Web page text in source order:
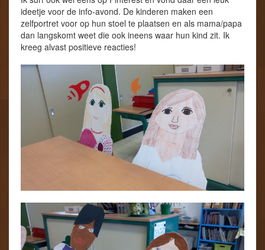
ideetje voor de info-avond. De kinderen maken een
zelfportret voor op hun stoel te plaatsen en als mama/papa
dan langskomt weet die ook ineens waar hun kind zit. Ik
kreeg alvast positieve reacties!